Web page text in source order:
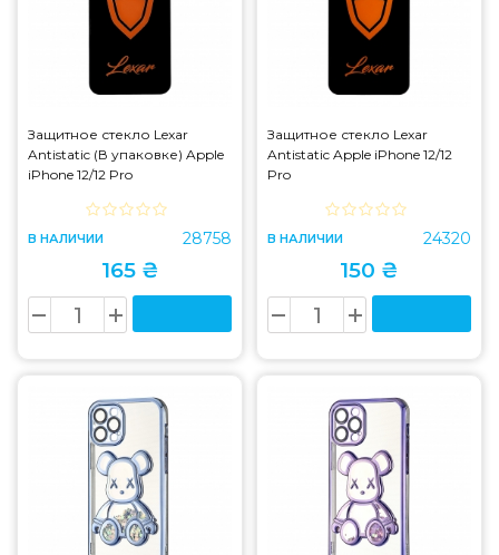
Защитное стекло Lexar
Antistatic (В упаковке) Apple
iPhone 12/12 Pro
В НАЛИЧИИ 28758
165 ₴
Защитное стекло Lexar
Antistatic Apple iPhone 12/12
Pro
В НАЛИЧИИ 24320
150 ₴